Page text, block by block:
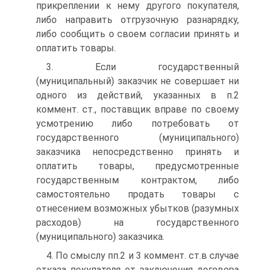
прикреплении к нему другого покупателя,
либо направить отгрузочную разнарядку,
либо сообщить о своем согласии принять и
оплатить товары.
3. Если государственный
(муниципальный) заказчик не совершает ни
одного из действий, указанных в п.2
коммент. ст., поставщик вправе по своему
усмотрению либо потребовать от
государственного (муниципального)
заказчика непосредственно принять и
оплатить товары, предусмотренные
государственным контрактом, либо
самостоятельно продать товары с
отнесением возможных убытков (разумных
расходов) на государственного
(муниципального) заказчика.
4. По смыслу пп.2 и 3 коммент. ст.в случае